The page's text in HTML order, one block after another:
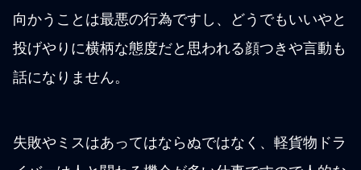
向かうことは最悪の行為ですし、どうでもいいやと
投げやりに横柄な態度だと思われる顔つきや言動も
話になりません。
失敗やミスはあってはならぬではなく、軽貨物ドラ